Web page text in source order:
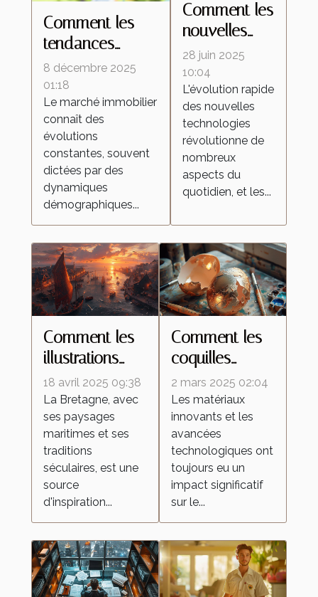
Comment les
tendances
démographiques
influencent-elles
le marché
immobilier ?
8 décembre 2025
01:18
Le marché immobilier
connaît des
évolutions
constantes, souvent
dictées par des
dynamiques
démographiques...
Comment les
nouvelles
technologies
transforment-
elles les
aspirateurs
autonomes ?
28 juin 2025
10:04
L'évolution rapide
des nouvelles
technologies
révolutionne de
nombreux
aspects du
quotidien, et les...
Comment les
illustrations
inspirées de la
Bretagne
célèbrent la
culture
régionale
18 avril 2025 09:38
La Bretagne, avec
ses paysages
maritimes et ses
traditions
séculaires, est une
source
d'inspiration...
Comment les
coquilles
d'œufs
améliorent les
peintures
réfléchissantes
2 mars 2025 02:04
Les matériaux
innovants et les
avancées
technologiques ont
toujours eu un
impact significatif
sur le...